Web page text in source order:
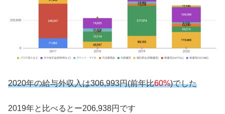
2020年の給与外収入は306,993円(前年比60%)でした
2019年と比べるとー206,938円です